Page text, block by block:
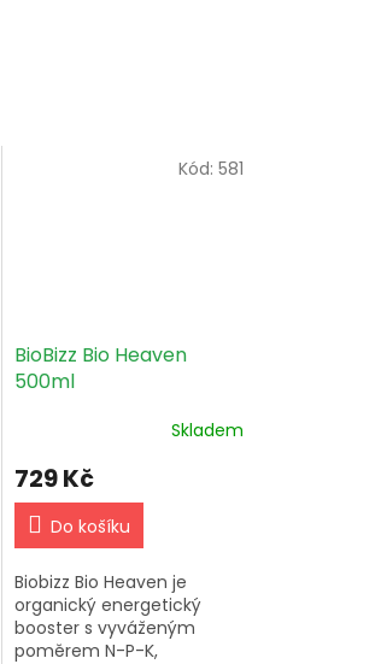
BioBizz Bio Heaven
500ml
Skladem
729 Kč
Do košíku
Biobizz Bio Heaven je
organický energetický
booster s vyváženým
poměrem N-P-K,
Kód: 581